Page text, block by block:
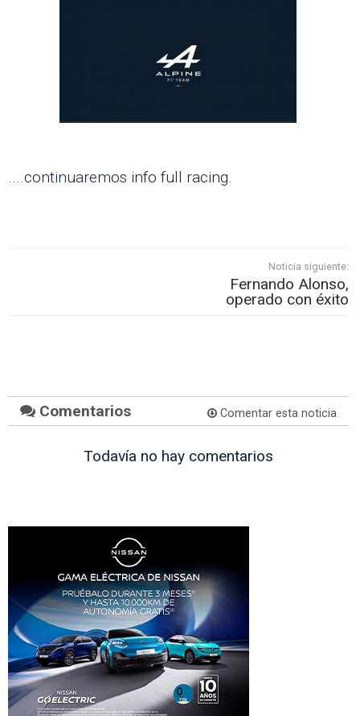
....continuaremos info full racing.
Noticia siguiente:
Fernando Alonso,
operado con éxito
Comentarios Comentar esta noticia
Todavía no hay comentarios